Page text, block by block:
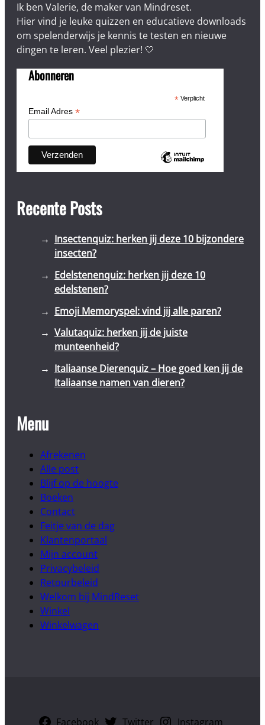
Ik ben Valerie, de maker van Mindreset.
Hier vind je leuke quizzen en educatieve downloads
om spelenderwijs je kennis te testen en nieuwe
dingen te leren. Veel plezier! 🤍
Abonneren
*Verplicht
Email Adres *
Recente Posts
Insectenquiz: herken jij deze 10 bijzondere
insecten?
Edelstenenquiz: herken jij deze 10
edelstenen?
Emoji Memoryspel: vind jij alle paren?
Valutaquiz: herken jij de juiste
munteenheid?
Italiaanse Dierenquiz – Hoe goed ken jij de
Italiaanse namen van dieren?
Menu
Afrekenen
Alle post
Blijf op de hoogte
Boeken
Contact
Feitje van de dag
Klantenportaal
Mijn account
Privacybeleid
Retourbeleid
Welkom bij MindReset
Winkel
Winkelwagen
Facebook Twitter Instagram